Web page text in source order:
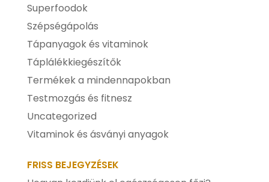
Superfoodok
Szépségápolás
Tápanyagok és vitaminok
Táplálékkiegészítők
Termékek a mindennapokban
Testmozgás és fitnesz
Uncategorized
Vitaminok és ásványi anyagok
FRISS BEJEGYZÉSEK